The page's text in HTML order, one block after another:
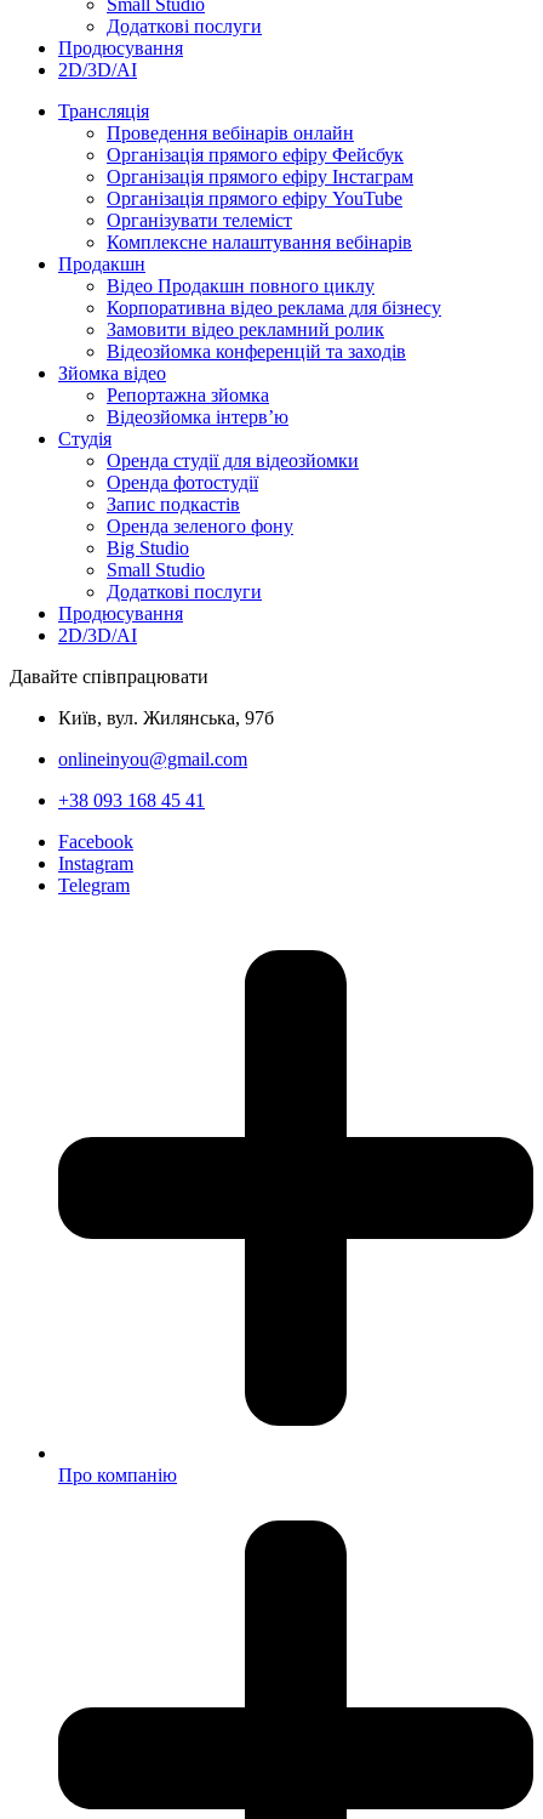
Додаткові послуги
Продюсування
2D/3D/AI
Трансляція
Проведення вебінарів онлайн
Організація прямого ефіру Фейсбук
Організація прямого ефіру Інстаграм
Організація прямого ефіру YouTube
Організувати телеміст
Комплексне налаштування вебінарів
Продакшн
Відео Продакшн повного циклу
Корпоративна відео реклама для бізнесу
Замовити відео рекламний ролик
Відеозйомка конференцій та заходів
Зйомка відео
Репортажна зйомка
Відеозйомка інтерв’ю
Студія
Оренда студії для відеозйомки
Оренда фотостудії
Запис подкастів
Оренда зеленого фону
Big Studio
Small Studio
Додаткові послуги
Продюсування
2D/3D/AI
Давайте співпрацювати
Київ, вул. Жилянська, 97б
onlineinyou@gmail.com
+38 093 168 45 41
Facebook
Instagram
Telegram
Про компанію